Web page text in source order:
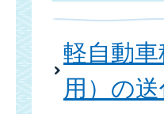
軽自動
用）の